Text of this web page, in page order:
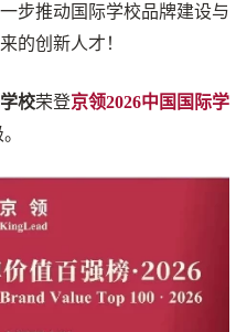
步推动国际学校品牌建设与
的创新人才！
校荣登京领2026中国国际学